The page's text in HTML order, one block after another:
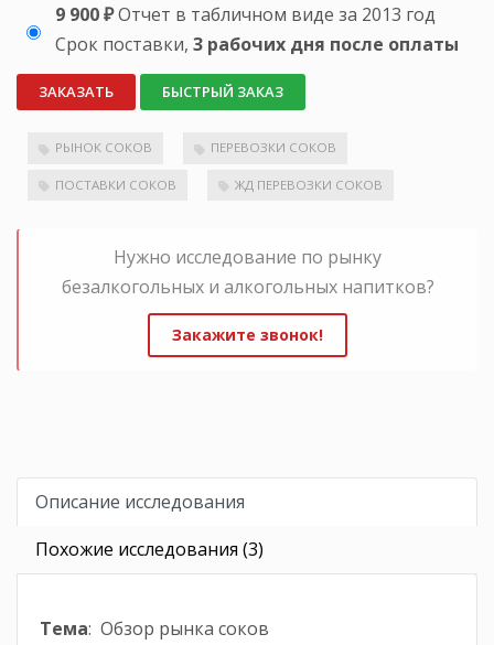
9 900 ₽Отчет в табличном виде за 2013 год
Срок поставки, 3 рабочих дня после оплаты
ЗАКАЗАТЬ БЫСТРЫЙ ЗАКАЗ
РЫНОК СОКОВ ПЕРЕВОЗКИ СОКОВ
ПОСТАВКИ СОКОВ ЖД ПЕРЕВОЗКИ СОКОВ
Нужно исследование по рынку
безалкогольных и алкогольных напитков?
Закажите звонок!
Описание исследования
Похожие исследования (3)
Тема: Обзор рынка соков